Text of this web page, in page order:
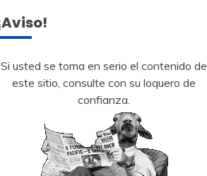
Si usted se toma en serio el contenido de
este sitio, consulte con su loquero de
confianza.